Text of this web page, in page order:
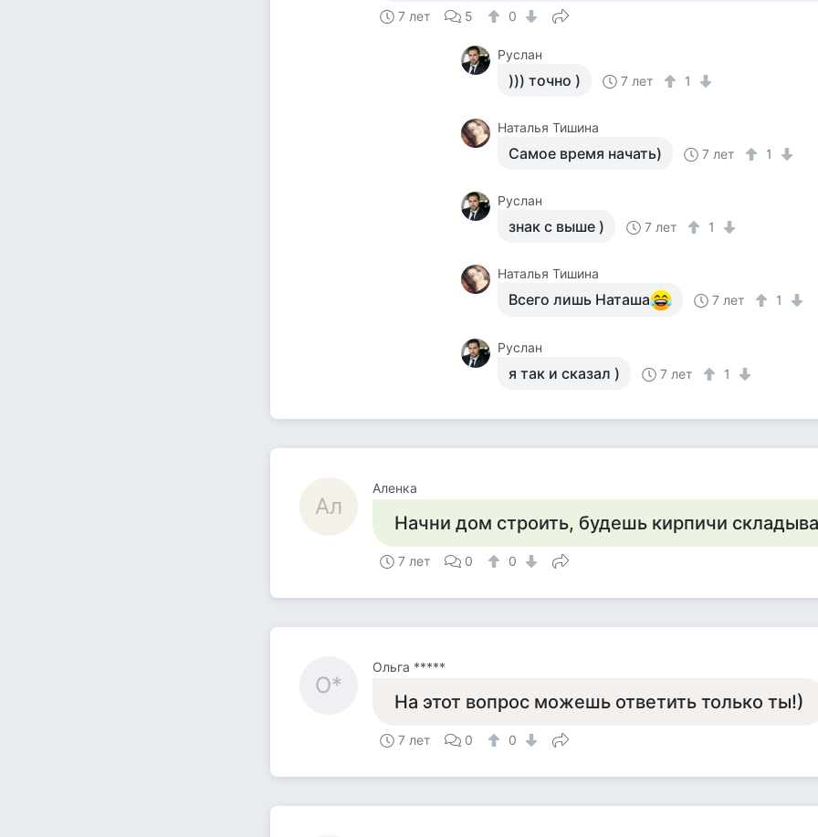
7 лет 5 0
Руслан
))) точно ) 7 лет 1
Наталья Тишина
Самое время начать) 7 лет 1
Руслан
знак с выше ) 7 лет 1
Наталья Тишина
Всего лишь Наташа 7 лет 1
Руслан
я так и сказал ) 7 лет 1
Ал
Аленка
Начни дом строить, будешь кирпичи
7 лет 0 0
О*
Ольга *****
На этот вопрос можешь ответить только ты!)
7 лет 0 0